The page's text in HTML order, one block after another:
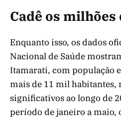
Cadê os milhões
Enquanto isso, os dados
Nacional de Saúde
Itamarati, com população
mais de 11 mil habitantes,
significativos ao longo de
período de janeiro a maio,